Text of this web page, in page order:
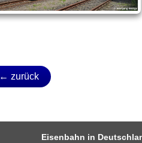
← zurück
Eisenbahn in